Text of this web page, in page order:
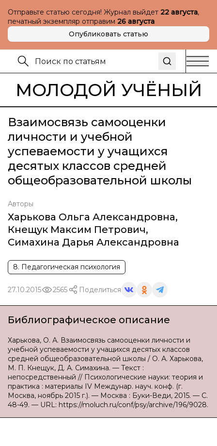
Отправьте статью сегодня! Журнал выйдет 22 августа,
печатный экземпляр отправим 26 августа
Опубликовать статью
МОЛОДОЙ УЧЁНЫЙ
Взаимосвязь самооценки
личности и учебной
успеваемости у учащихся
десятых классов средней
общеобразовательной школы
Авторы
Харькова Ольга Александровна,
Кнещук Максим Петрович,
Симахина Дарья Александровна
8. Педагогическая психология
27.10.2015 2565 Поделиться
Библиографическое описание
Харькова, О. А. Взаимосвязь самооценки личности и
учебной успеваемости у учащихся десятых классов
средней общеобразовательной школы / О. А. Харькова,
М. П. Кнещук, Д. А. Симахина. — Текст :
непосредственный // Психологические науки: теория и
практика : материалы IV Междунар. науч. конф. (г.
Москва, ноябрь 2015 г.). — Москва : Буки-Веди, 2015. — С.
48-49. — URL: https://moluch.ru/conf/psy/archive/196/9028.